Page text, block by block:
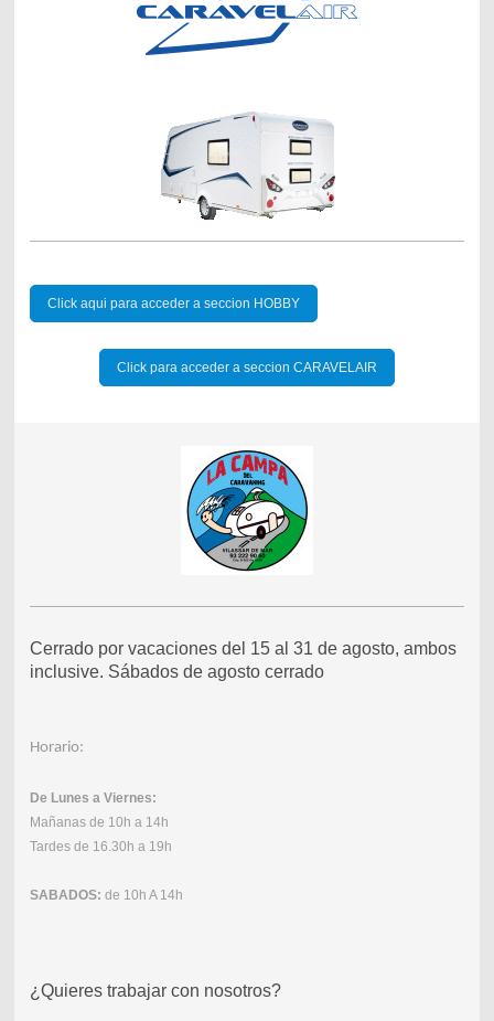
Click aqui para acceder a seccion HOBBY
Click para acceder a seccion CARAVELAIR
Cerrado por vacaciones del 15 al 31 de agosto, ambos
inclusive. Sábados de agosto cerrado
Horario:
De Lunes a Viernes:
Mañanas de 10h a 14h
Tardes de 16.30h a 19h
SABADOS: de 10h A 14h
¿Quieres trabajar con nosotros?